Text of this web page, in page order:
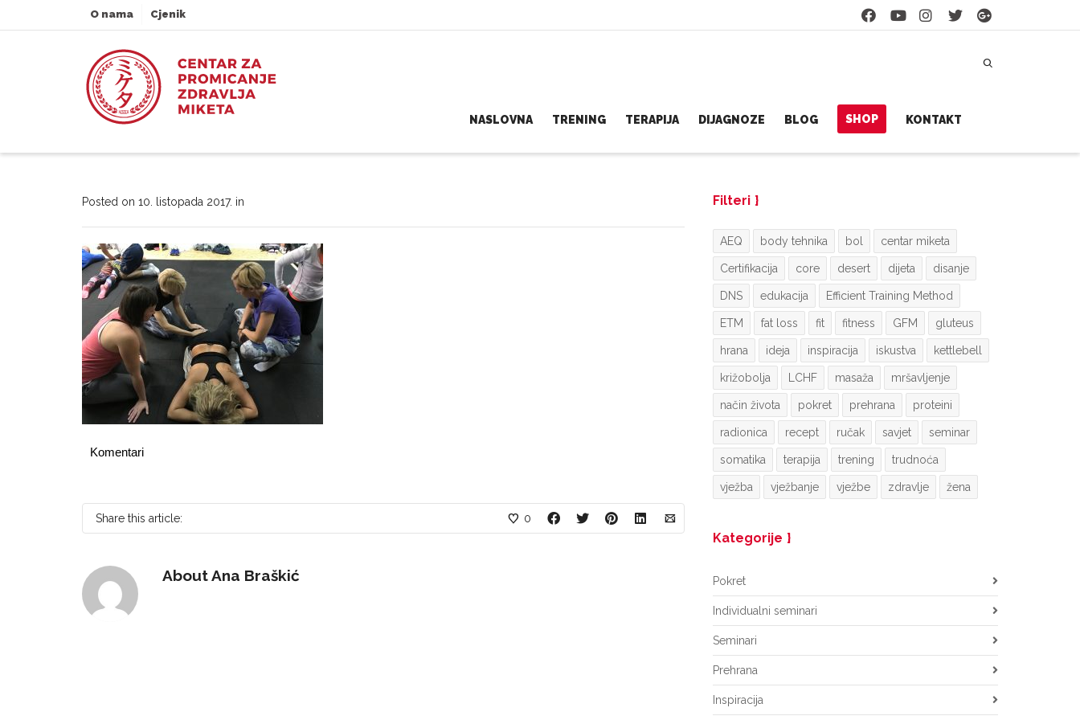
O nama Cjenik
NASLOVNA TRENING TERAPIJA DIJAGNOZE BLOG SHOP KONTAKT
Posted on 10. listopada 2017. in
Komentari
Share this article: 0
AboutAna Braškić
Filteri
AEQ body tehnika bol centar miketa
Certifikacija core desert dijeta disanje
DNS edukacija Efficient Training Method
ETM fat loss fit fitness GFM gluteus
hrana ideja inspiracija iskustva kettlebell
križobolja LCHF masaža mršavljenje
način života pokret prehrana proteini
radionica recept ručak savjet seminar
somatika terapija trening trudnoća
vježba vježbanje vježbe zdravlje žena
Kategorije
Pokret
Individualni seminari
Seminari
Prehrana
Inspiracija